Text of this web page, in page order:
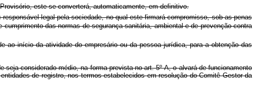
este se converterá, automaticamente, em definitivo.
legal pela sociedade, no qual este firmará compromisso, sob as penas
das normas de segurança sanitária, ambiental e de prevenção contra
ao início da atividade do empresário ou da pessoa jurídica, para a obtenção das
seja considerado médio, na forma prevista no art. 5º-A, o alvará de funcionamento
de registro, nos termos estabelecidos em resolução do Comitê Gestor da